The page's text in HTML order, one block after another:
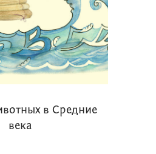
в Средние
века